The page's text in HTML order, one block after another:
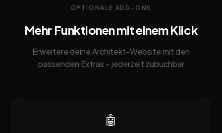
OPTIONALE ADD-ONS
Mehr Funktionen mit einem Klick
Erweitere deine Architekt-Website mit den
passenden Extras – jederzeit zubuchbar
🤖